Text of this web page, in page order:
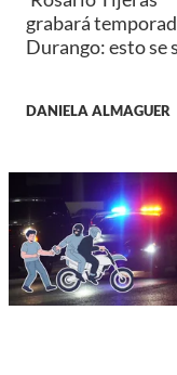
grabará
Durango: esto se
DANIELA ALMAGUER